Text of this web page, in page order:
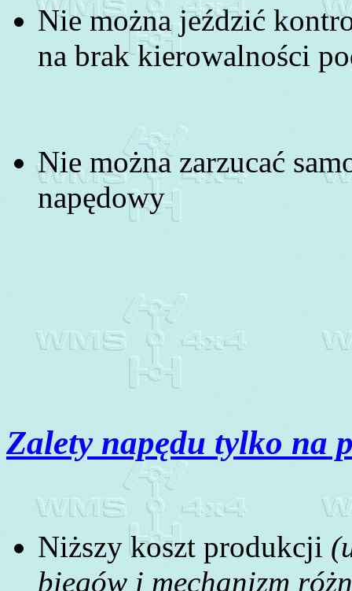
Nie można jeździć
na brak kierowalności
Nie można zarzucać
napędowy
Zalety napędu tylko na
Niższy koszt produkcji
biegów i mechanizm